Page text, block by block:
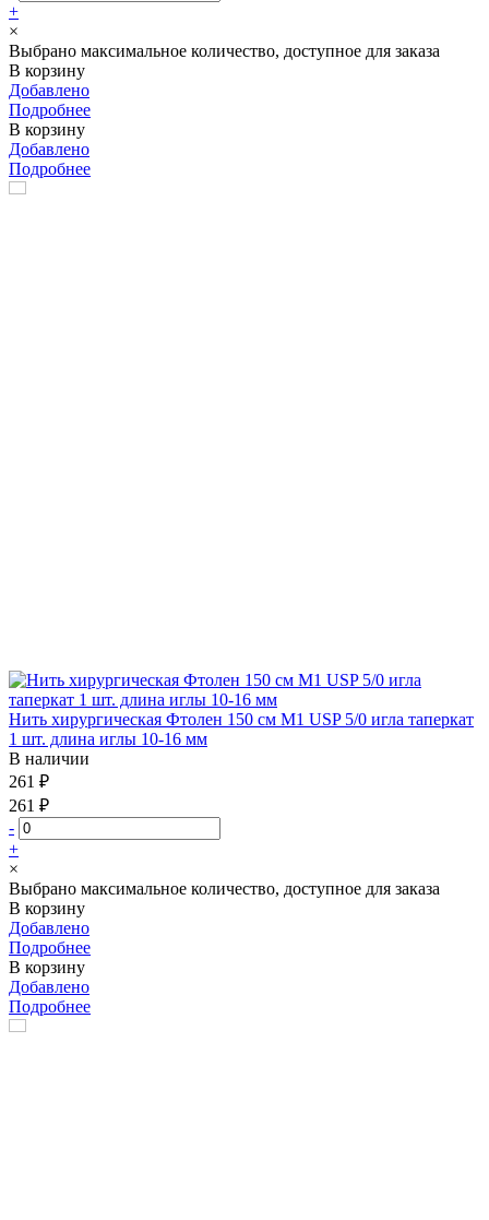
+
×
Выбрано максимальное количество, доступное для заказа
В корзину
Добавлено
Подробнее
В корзину
Добавлено
Подробнее
Нить хирургическая Фтолен 150 см М1 USP 5/0 игла таперкат
1 шт. длина иглы 10-16 мм
В наличии
261 ₽
261 ₽
-
+
×
Выбрано максимальное количество, доступное для заказа
В корзину
Добавлено
Подробнее
В корзину
Добавлено
Подробнее